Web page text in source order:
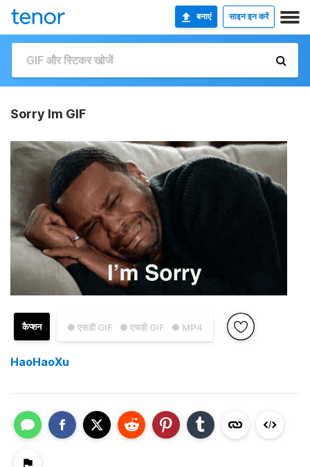
बनाएं साइन इन करें
Sorry Im GIF
● एसडी GIF ● एचडी GIF ● MP4
कैप्शन
HaoHaoXu